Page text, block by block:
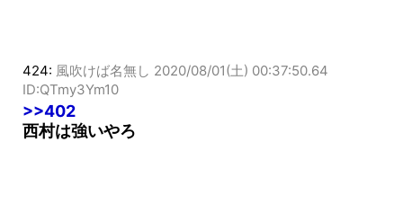
424: 風吹けば名無し 2020/08/01(土) 00:37:50.64
ID:QTmy3Ym10
>>402
西村は強いやろ